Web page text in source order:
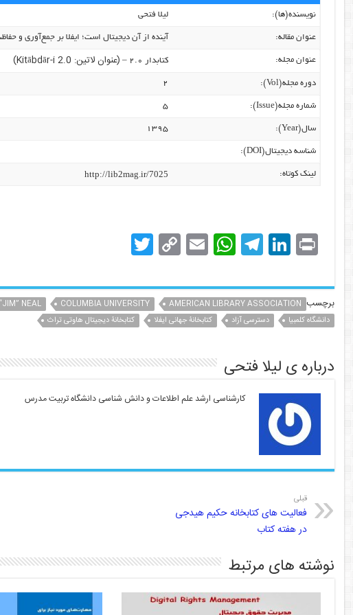
نویسنده‌(ها): لیلا فتحی
عنوان مقاله: آینده از آن دیجیتال است؛ ایفلا بر جمع‌آوری و
عنوان مجله: کتابدار ۲.۰ – (عنوان لاتین: Kitābdār-i 2.0)
دوره مجله(Vol): ۲
شماره مجله(Issue): ۵
سال(Year): ۱۳۹۵
شناسه دیجیتال(DOI):
لینک کوتاه: http://lib2mag.ir/7025
Pr
in
t
Li
n
k
e
dI
n
T
el
e
gr
a
W
h
at
s
A
p
p
E
m
ai
l
C
o
p
y
Li
n
k
T
w
itt
er برچسب AMERICAN LIBRARY ASSOCIATION
COLUMBIA UNIVERSITY
NEAL
دانشگاه کلمبیا
دسترسی آزاد کتابخانۀ جهانی ایفلا کتابخانۀ دیجیتال هاوتی تراث
درباره ی لیلا فتحی
کارشناسی ارشد علم اطلاعات و دانش شناسی دانشگاه تربیت مدرس
قبلی
فعالیت های کتابخانه حکیم هیدجی
در هفته کتاب
نوشته های مرتبط